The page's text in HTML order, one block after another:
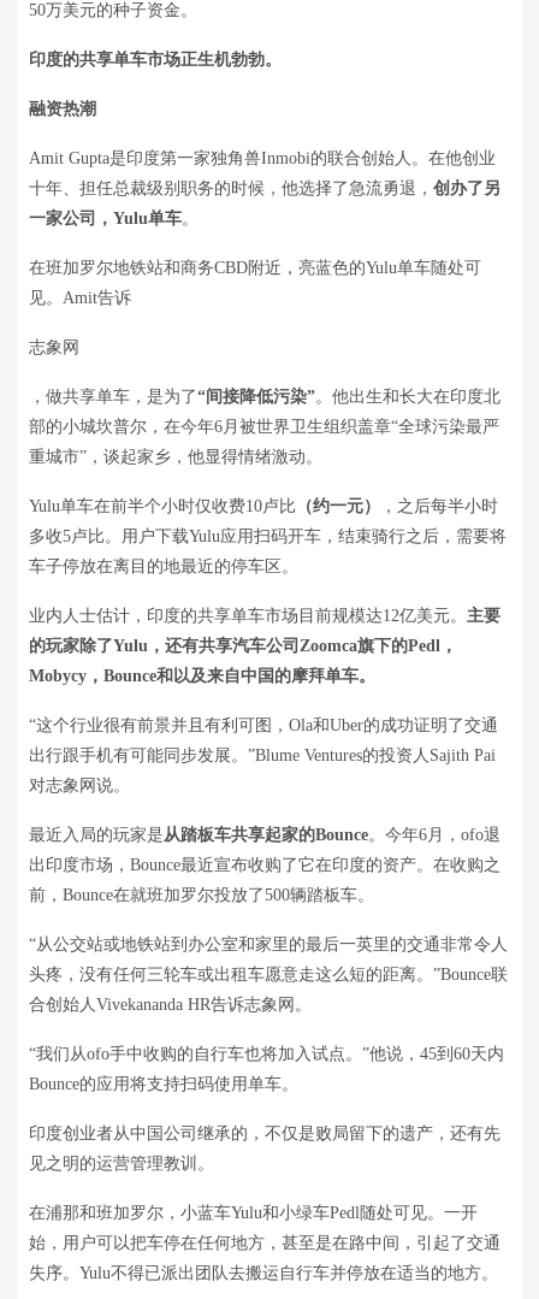
50万美元的种子资金。
印度的共享单车市场正生机勃勃。
融资热潮
Amit Gupta是印度第一家独角兽Inmobi的联合创始人。在他创业
十年、担任总裁级别职务的时候，他选择了急流勇退， 创办了另
一家公司，Yulu单车。
在班加罗尔地铁站和商务CBD附近，亮蓝色的Yulu单车随处可
见。Amit告诉
志象网
，做共享单车，是为了“间接降低污染”。他出生和长大在印度北
部的小城坎普尔，在今年6月被世界卫生组织盖章“全球污染最严
重城市”，谈起家乡，他显得情绪激动。
Yulu单车在前半个小时仅收费10卢比 （约一元）
，之后每半小时
多收5卢比。用户下载Yulu应用扫码开车，结束骑行之后，需要将
车子停放在离目的地最近的停车区。
业内人士估计，印度的共享单车市场目前规模达12亿美元。 主要
的玩家除了Yulu，还有共享汽车公司Zoomca旗下的Pedl，
Mobycy，Bounce和以及来自中国的摩拜单车。
“这个行业很有前景并且有利可图，Ola和Uber的成功证明了交通
出行跟手机有可能同步发展。”Blume Ventures的投资人Sajith Pai
对志象网说。
最近入局的玩家是从踏板车共享起家的Bounce。今年6月，ofo退
出印度市场，Bounce最近宣布收购了它在印度的资产。在收购之
前，Bounce在就班加罗尔投放了500辆踏板车。
“从公交站或地铁站到办公室和家里的最后一英里的交通非常令人
头疼，没有任何三轮车或出租车愿意走这么短的距离。”Bounce联
合创始人Vivekananda HR告诉志象网。
“我们从ofo手中收购的自行车也将加入试点。”他说，45到60天内
Bounce的应用将支持扫码使用单车。
印度创业者从中国公司继承的，不仅是败局留下的遗产，还有先
见之明的运营管理教训。
在浦那和班加罗尔，小蓝车Yulu和小绿车Pedl随处可见。一开
始，用户可以把车停在任何地方，甚至是在路中间，引起了交通
失序。Yulu不得已派出团队去搬运自行车并停放在适当的地方。